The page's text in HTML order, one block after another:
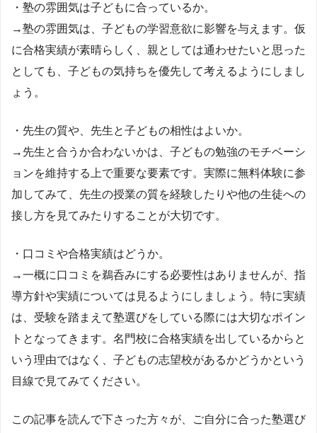
・塾の雰囲気は子どもに合っているか。
→塾の雰囲気は、子どもの学習意欲に影響を与えます。仮
に合格実績が素晴らしく、親としては通わせたいと思った
としても、子どもの気持ちを優先して考えるようにしまし
ょう。
・先生の質や、先生と子どもの相性はよいか。
→先生と合うか合わないかは、子どもの勉強のモチベーシ
ョンを維持する上で重要な要素です。実際に無料体験に参
加してみて、先生の授業の質を経験したりや他の生徒への
接し方を見てみたりすることが大切です。
・口コミや合格実績はどうか。
→一概に口コミを鵜呑みにする必要性はありませんが、指
導方針や実績については見るようにしましょう。特に実績
は、受験を踏まえて塾選びをしている際には大切なポイン
トとなってきます。名門校に合格実績を出しているからと
いう理由ではなく、子どもの志望校があるかどうかという
目線で見てみてください。
この記事を読んで下さった方々が、ご自分に合った塾選び